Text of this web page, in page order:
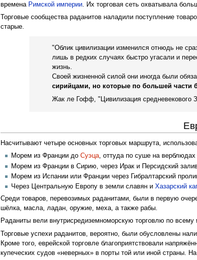
времена Римской империи. Их торговая сеть охватывала
Торговые сообщества раданитов наладили поступление
старые.
"Облик цивилизации изменился отнюдь не
лишь в редких случаях быстро угасали и
жизнь.
Своей жизненной силой они иногда были
сирийцами, но которые по большей части
Жак ле Гофф, "Цивилизация средневекового
Насчитывают четыре основных торговых маршрута,
Морем из Франции до Суэца, оттуда по суше на
Морем из Франции в Сирию, через Ирак и Персидский
Морем из Испании или Франции через Гибралтарский
Через Центральную Европу в земли славян и Хазарский
Среди товаров, перевозимых раданитами, были в первую
шёлка, масла, ладан, оружие, меха, а также рабы.
Раданиты вели внутрисредиземноморскую торговлю по
Торговые успехи раданитов, вероятно, были обусловлены
Кроме того, еврейской торговле благоприятствовали
купеческих судов «неверных» в порты той или иной страны.